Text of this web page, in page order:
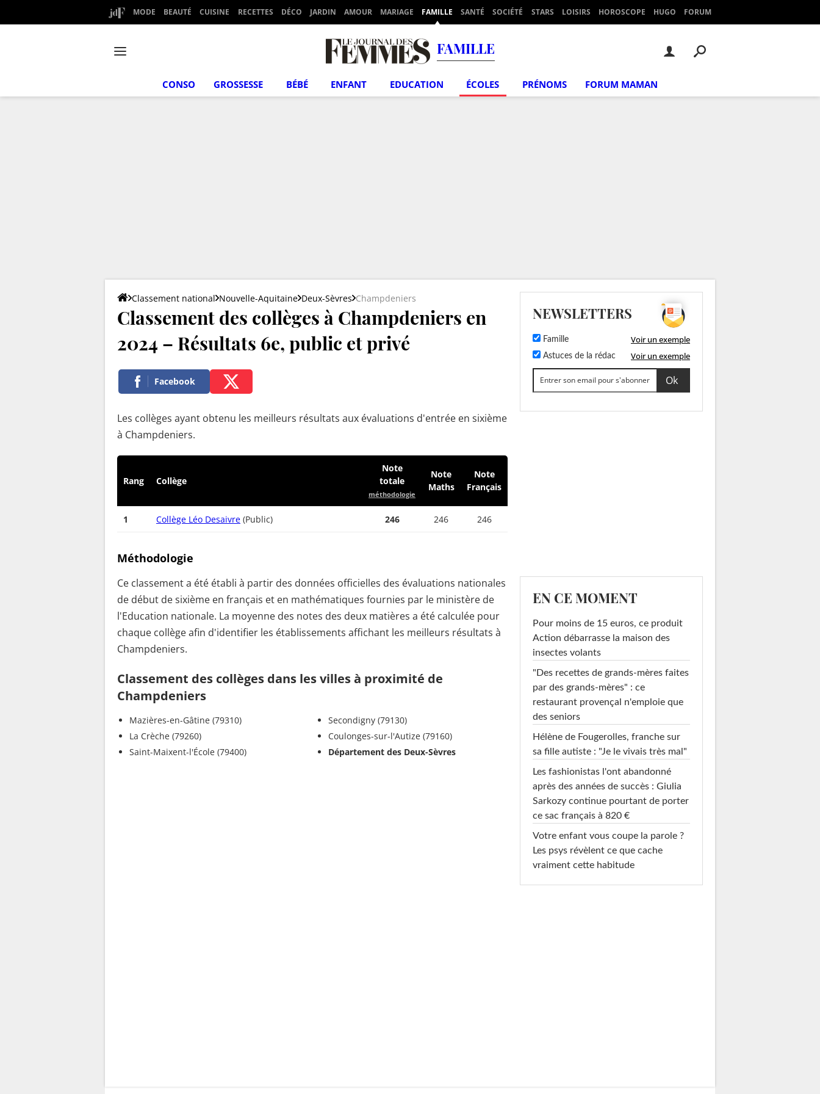
MODE BEAUTÉ CUISINE RECETTES DÉCO JARDIN AMOUR MARIAGE FAMILLE SANTÉ SOCIÉTÉ STARS LOISIRS HOROSCOPE HUGO FORUM
FAMILLE
CONSO GROSSESSE BÉBÉ ENFANT EDUCATION ÉCOLES PRÉNOMS FORUM MAMAN
Classement national Nouvelle-Aquitaine Deux-Sèvres Champdeniers
Classement des collèges à Champdeniers en
2024 – Résultats 6e, public et privé
Facebook
Les collèges ayant obtenu les meilleurs résultats aux évaluations d'entrée en sixième
à Champdeniers.
Rang Collège
Note
totale
méthodologie
Note
Maths
Note
Français
1 Collège Léo Desaivre (Public) 246 246 246
Méthodologie
Ce classement a été établi à partir des données officielles des évaluations nationales
de début de sixième en français et en mathématiques fournies par le ministère de
l'Education nationale. La moyenne des notes des deux matières a été calculée pour
chaque collège afin d'identifier les établissements affichant les meilleurs résultats à
Champdeniers.
Classement des collèges dans les villes à proximité de
Champdeniers
Mazières-en-Gâtine (79310)
La Crèche (79260)
Saint-Maixent-l'École (79400)
Secondigny (79130)
Coulonges-sur-l'Autize (79160)
Département des Deux-Sèvres
NEWSLETTERS
Famille Voir un exemple
Astuces de la rédac Voir un exemple
EN CE MOMENT
Pour moins de 15 euros, ce produit
Action débarrasse la maison des
insectes volants
"Des recettes de grands-mères faites
par des grands-mères" : ce
restaurant provençal n'emploie que
des seniors
Hélène de Fougerolles, franche sur
sa fille autiste : "Je le vivais très mal"
Les fashionistas l'ont abandonné
après des années de succès : Giulia
Sarkozy continue pourtant de porter
ce sac français à 820 €
Votre enfant vous coupe la parole ?
Les psys révèlent ce que cache
vraiment cette habitude